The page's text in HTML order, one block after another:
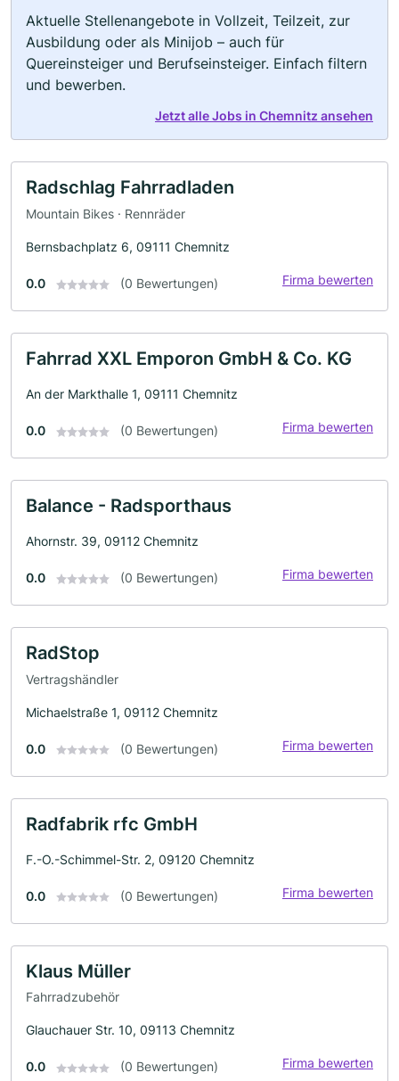
Aktuelle Stellenangebote in Vollzeit, Teilzeit, zur
Ausbildung oder als Minijob – auch für
Quereinsteiger und Berufseinsteiger. Einfach filtern
und bewerben.
Jetzt alle Jobs in Chemnitz ansehen
Radschlag Fahrradladen
Mountain Bikes · Rennräder
Bernsbachplatz 6, 09111 Chemnitz
0.0 (0 Bewertungen) Firma bewerten
Fahrrad XXL Emporon GmbH & Co. KG
An der Markthalle 1, 09111 Chemnitz
0.0 (0 Bewertungen) Firma bewerten
Balance - Radsporthaus
Ahornstr. 39, 09112 Chemnitz
0.0 (0 Bewertungen) Firma bewerten
RadStop
Vertragshändler
Michaelstraße 1, 09112 Chemnitz
0.0 (0 Bewertungen) Firma bewerten
Radfabrik rfc GmbH
F.-O.-Schimmel-Str. 2, 09120 Chemnitz
0.0 (0 Bewertungen) Firma bewerten
Klaus Müller
Fahrradzubehör
Glauchauer Str. 10, 09113 Chemnitz
0.0 (0 Bewertungen) Firma bewerten